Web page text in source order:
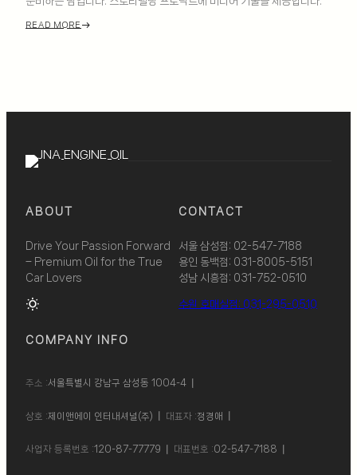
READ MORE east
ABOUT
Drive Your Passion Forward
– Premium Oil for the True
Car Lovers
wb_sunny
CONTACT
서울 삼성점: 02-547-7188
용인 동백점: 031-8005-5151
성남 시흥점: 031-752-0510
수원 호매실점: 031-295-0510
COMPANY INFO
주소 :서울특별시 강남구 삼성동 1004-4
상호 :제이앤에이 인터내셔널(주) 대표자 :정경애
사업자 등록번호 :120-87-77779 대표번호 :02-547-7188